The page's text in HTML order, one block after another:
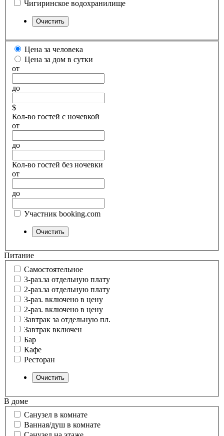
Чигиринское водохранилище
Цена за человека
Цена за дом в сутки
от
до
$
Кол-во гостей с ночевкой
от
до
Кол-во гостей без ночевки
от
до
Участник booking.com
Питание
Самостоятельное
3-раз.за отдельную плату
2-раз.за отдельную плату
3-раз. включено в цену
2-раз. включено в цену
Завтрак за отдельную пл.
Завтрак включен
Бар
Кафе
Ресторан
В доме
Санузел в комнате
Ванная/душ в комнате